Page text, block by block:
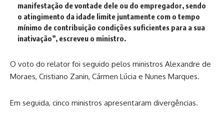
manifestação de vontade dele ou do empregador, sendo
o atingimento da idade limite juntamente com o tempo
mínimo de contribuição condições suficientes para a sua
inativação”, escreveu o ministro.
O voto do relator foi seguido pelos ministros Alexandre de
Moraes, Cristiano Zanin, Cármen Lúcia e Nunes Marques.
Em seguida, cinco ministros apresentaram divergências.